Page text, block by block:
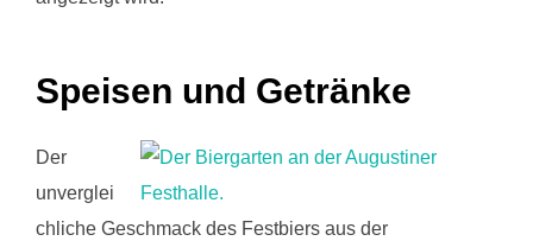
Speisen und Getränke
Der
unverglei
chliche Geschmack des Festbiers aus der